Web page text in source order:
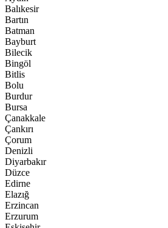
Balıkesir
Bartın
Batman
Bayburt
Bilecik
Bingöl
Bitlis
Bolu
Burdur
Bursa
Çanakkale
Çankırı
Çorum
Denizli
Diyarbakır
Düzce
Edirne
Elazığ
Erzincan
Erzurum